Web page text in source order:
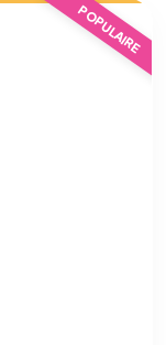
POPULAIRE